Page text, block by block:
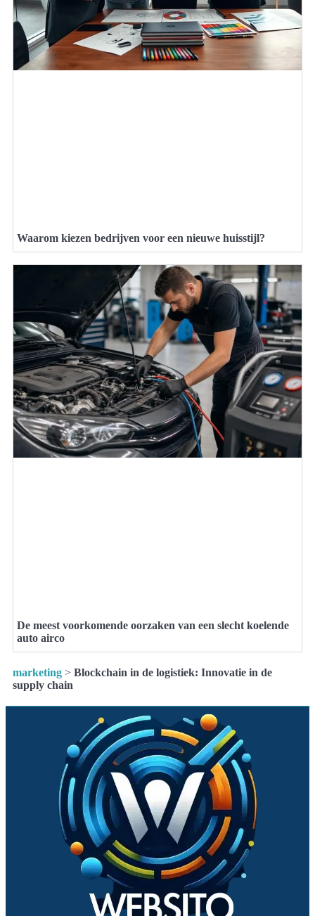
Waarom kiezen bedrijven voor een nieuwe huisstijl?
De meest voorkomende oorzaken van een slecht koelende
auto airco
marketing > Blockchain in de logistiek: Innovatie in de
supply chain